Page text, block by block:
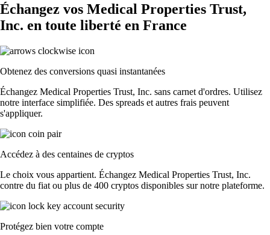
Échangez vos Medical Properties Trust,
Inc. en toute liberté en France
Obtenez des conversions quasi instantanées
Échangez Medical Properties Trust, Inc. sans carnet d'ordres. Utilisez
notre interface simplifiée. Des spreads et autres frais peuvent
s'appliquer.
Accédez à des centaines de cryptos
Le choix vous appartient. Échangez Medical Properties Trust, Inc.
contre du fiat ou plus de 400 cryptos disponibles sur notre plateforme.
Protégez bien votre compte